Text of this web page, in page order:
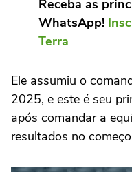
Receba as
WhatsApp!
Terra
Ele assumiu o
2025, e este é seu
após comandar a
resultados no